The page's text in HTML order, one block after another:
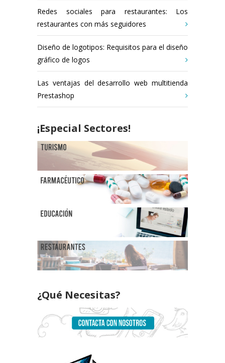
Redes sociales para restaurantes: Los
restaurantes con más seguidores
Diseño de logotipos: Requisitos para el diseño
gráfico de logos
Las ventajas del desarrollo web multitienda
Prestashop
¡Especial Sectores!
¿Qué Necesitas?